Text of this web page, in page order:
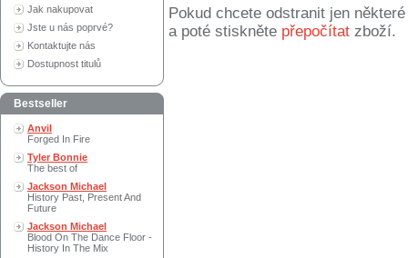
Jak nakupovat
Jste u nás poprvé?
Kontaktujte nás
Dostupnost titulů
Bestseller
Anvil
Forged In Fire
Tyler Bonnie
The best of
Jackson Michael
History Past, Present And
Future
Jackson Michael
Blood On The Dance Floor -
History In The Mix
Pokud chcete odstranit jen
a poté stiskněte přepočítat zboží.